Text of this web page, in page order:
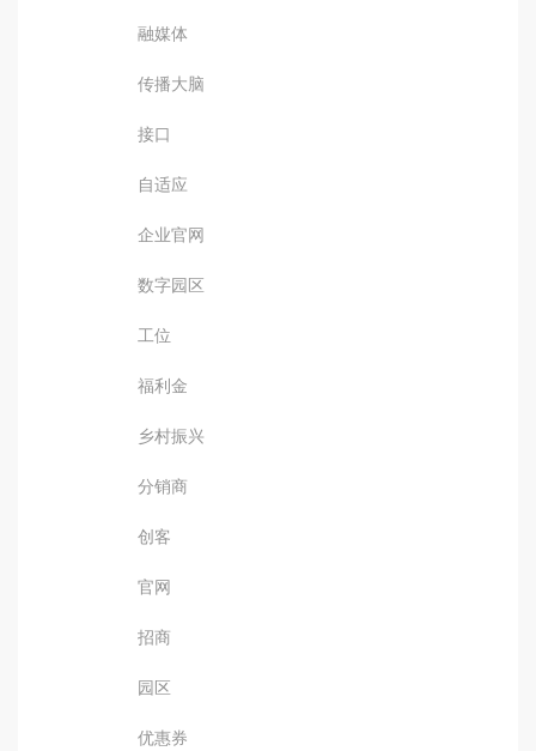
融媒体
传播大脑
接口
自适应
企业官网
数字园区
工位
福利金
乡村振兴
分销商
创客
官网
招商
园区
优惠券